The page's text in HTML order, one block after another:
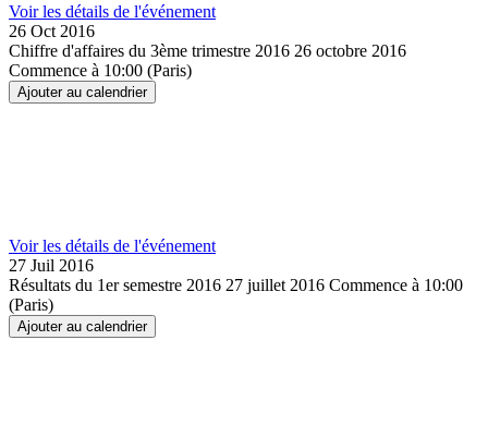
Voir les détails de l'événement
26 Oct 2016
Chiffre d'affaires du 3ème trimestre 2016 26 octobre 2016
Commence à 10:00 (Paris)
Ajouter au calendrier
Voir les détails de l'événement
27 Juil 2016
Résultats du 1er semestre 2016 27 juillet 2016 Commence à 10:00
(Paris)
Ajouter au calendrier